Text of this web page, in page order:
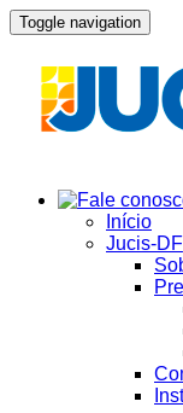
Toggle navigation
Início
Jucis-DF